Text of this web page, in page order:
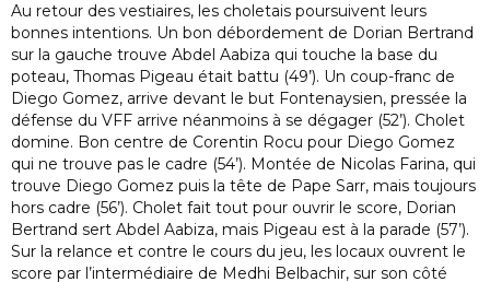
Au retour des vestiaires, les choletais poursuivent leurs
bonnes intentions. Un bon débordement de Dorian Bertrand
sur la gauche trouve Abdel Aabiza qui touche la base du
poteau, Thomas Pigeau était battu (49’). Un coup-franc de
Diego Gomez, arrive devant le but Fontenaysien, pressée la
défense du VFF arrive néanmoins à se dégager (52’). Cholet
domine. Bon centre de Corentin Rocu pour Diego Gomez
qui ne trouve pas le cadre (54’). Montée de Nicolas Farina, qui
trouve Diego Gomez puis la tête de Pape Sarr, mais toujours
hors cadre (56’). Cholet fait tout pour ouvrir le score, Dorian
Bertrand sert Abdel Aabiza, mais Pigeau est à la parade (57’).
Sur la relance et contre le cours du jeu, les locaux ouvrent le
score par l’intermédiaire de Medhi Belbachir, sur son côté